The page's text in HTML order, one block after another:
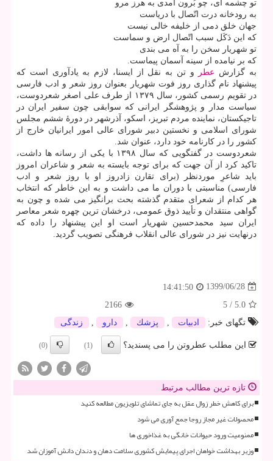
تو چشمه ای، چو بُرون آمدی به هرز مرو
به رودخانه درت اتّصال با دریاست
جهان خلق دمی از خلیفه خالی نیست
که این دَکَل سبب اتّصال ارض و سماست
تو شهریار سخن را به آه می بندی
که بر نیامده از سینه آسمان پیماست.
به گزارش عطر
و تن به نقل از ایسنا، لازم به یادآوری است که
پیشنهاد نام گذاری روز فوت شهریار بعنوان روز شعر و ادب فارسی
در تقویم رسمی کشور، سال ۱۳۷۹ از طرف علی اصغر شعردوست،
سیاست مدار و پژوهشگر ایرانی که سوابقی چون سفیر ایران در
تاجیکستان، نماینده مردم تبریز، اسکو، آذرشهر در دورهٔ ششم مجلس
شورای اسلامی و نخستین دبیر شورای عالی امور ایرانیان خارج از
کشور را در کارنامه خود دارد، عنوان شد.
شعردوست در گفتگویی که سال ۱۳۹۸ با یکی از رسانه ها داشت،
تاکید کرد از آن جهت که برای توجه بایسته به شعر و شاعران امروز
باید شاعرِ موردنظر (برای تقارن زادروز او با روز شعر و ادب
فارسی) مناسبتی با دوران ما می داشت و به این خاطر که انتخاب
هر کدام از شعرای متقدم گذشته بحث برانگیز می شده و چون به
گواهی منتقدان و تأیید ذوق عمومی، درخشان ترین چهره شعر معاصر
ایران سید محمدحسین شهریار است او این پیشنهاد را داده که
درنهایت نیز در شورای عالی انقلاب فرهنگی تصویب گردید.
1399/06/28
14:41:50
5.0
/
5
2166
تگهای خبر:
ادبیات , پزشك , دارو , زندگی
این مطلب عطروتن را می پسندید؟ (1)
(0)
تازه ترین مطالب مرتبط
برای کاهش خطر زوال عقل به جای تماشای تلویزیون مطالعه کنید
محصولات غیر مجاز روجا جمع آوری می شود
ممنوعیت ورود حیوانات خانگی به غذاخوری ها
وزیر بهداشت خواهان اجرای پیمایش کشوری سلامت دهان و دندان دانش آموزان شد